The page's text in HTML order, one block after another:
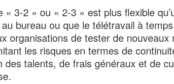
« 3-2 » ou « 2-3 » est plus flexible
bureau ou que le télétravail à
organisations de tester de nouveaux
les risques en termes de
des talents, de frais généraux et de